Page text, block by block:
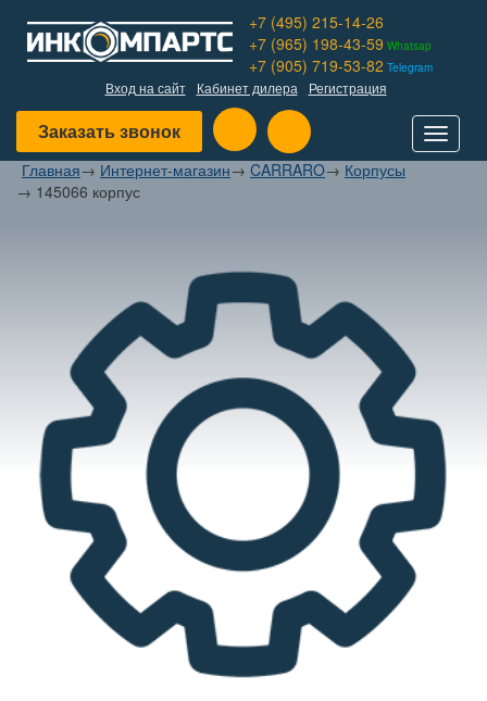
+7 (495) 215-14-26
+7 (965) 198-43-59 Whatsap
+7 (905) 719-53-82 Telegram
Вход на сайт Кабинет дилера Регистрация
Заказать звонок
Toggle
Главная→ Интернет-магазин→ CARRARO→ Корпусы
→ 145066 корпус